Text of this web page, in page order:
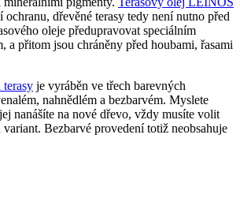
ochranu, dřevěné terasy tedy není nutno před
oleje předupravovat speciálním
a přitom jsou chráněny před houbami, řasami
je vyráběn ve třech barevných
nahnědlém a bezbarvém. Myslete
nanášíte na nové dřevo, vždy musíte volit
Bezbarvé provedení totiž neobsahuje